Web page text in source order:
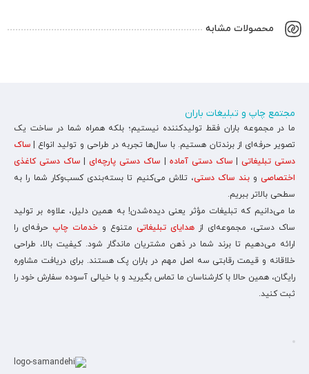
محصولات مشابه
مجتمع چاپ و تبلیغات باران
ما در مجموعه باران فقط تولیدکننده نیستیم؛ بلکه همراه شما در ساخت یک
تصویر حرفه‌ای از برندتان هستیم. با سال‌ها تجربه در طراحی و تولید انواع | ساک
دستی تبلیغاتی |ساک دستی آماده | ساک دستی پارچه‌ای| ساک دستی کاغذی
اختصاصی وبند ساک دستی، تلاش می‌کنیم تا بسته‌بندی کسب‌وکار شما را به
سطحی بالاتر ببریم.
ما می‌دانیم که تبلیغات مؤثر یعنی دیده‌شدن! به همین دلیل، علاوه بر تولید
ساک دستی، مجموعه‌ای از هدایای تبلیغاتی متنوع و خدمات چاپ حرفه‌ای را
ارائه می‌دهیم تا برند شما در ذهن مشتریان ماندگار شود. کیفیت بالا، طراحی
خلاقانه و قیمت رقابتی سه اصل مهم در باران پک هستند. برای دریافت مشاوره
رایگان، همین حالا با کارشناسان ما تماس بگیرید و با خیالی آسوده سفارش خود را
ثبت کنید.